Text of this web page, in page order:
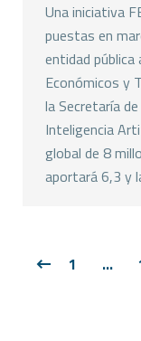
Una iniciativa
puestas en
entidad
Económicos y
la Secretaría
Inteligencia
global de 8
aportará 6,3 y
1 …